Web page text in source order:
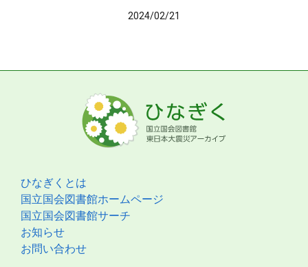
2024/02/21
ひなぎくとは
国立国会図書館ホームページ
国立国会図書館サーチ
お知らせ
お問い合わせ